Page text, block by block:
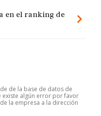
en el ranking de
de la base de datos de
existe algún error por favor
la empresa a la dirección